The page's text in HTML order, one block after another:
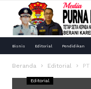
Bisnis Editorial Pendidikan
Beranda Editorial
Editorial